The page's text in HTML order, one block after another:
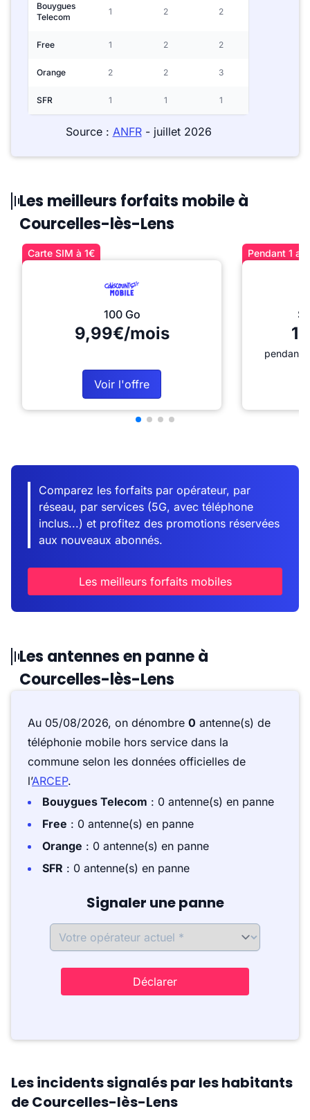
Bouygues
Telecom
1 2 2
Free 1 2 2
Orange 2 2 3
SFR 1 1 1
Source : ANFR- juillet 2026
Les meilleurs forfaits mobile à
Courcelles-lès-Lens
Carte SIM à 1€
100 Go
9,99€/mois
Voir l'offre
Pendant 1
pendant
Comparez les forfaits par opérateur, par
réseau, par services (5G, avec téléphone
inclus...) et profitez des promotions réservées
aux nouveaux abonnés.
Les meilleurs forfaits mobiles
Les antennes en panne à
Courcelles-lès-Lens
Au 05/08/2026, on dénombre 0 antenne(s) de
téléphonie mobile hors service dans la
commune selon les données officielles de
l’ARCEP.
Bouygues Telecom : 0 antenne(s) en panne
Free : 0 antenne(s) en panne
Orange : 0 antenne(s) en panne
SFR : 0 antenne(s) en panne
Signaler une panne
Déclarer
Les incidents signalés par les habitants
de Courcelles-lès-Lens